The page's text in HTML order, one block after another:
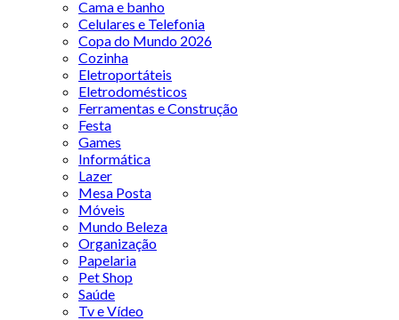
Cama e banho
Celulares e Telefonia
Copa do Mundo 2026
Cozinha
Eletroportáteis
Eletrodomésticos
Ferramentas e Construção
Festa
Games
Informática
Lazer
Mesa Posta
Móveis
Mundo Beleza
Organização
Papelaria
Pet Shop
Saúde
Tv e Vídeo